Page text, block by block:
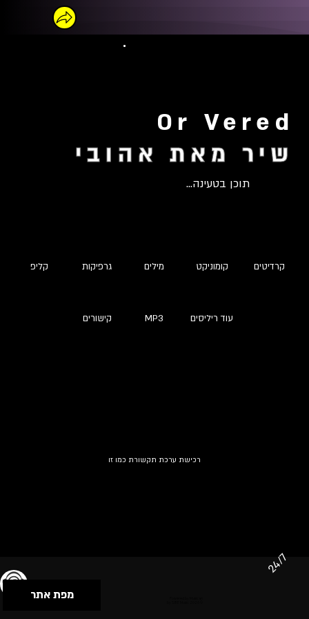
Or Vered
שיר מאת אהובי
תוכן בטעינה...
קליפ גרפיקות מילים קומוניקט קרדיטים
קישורים MP3 עוד ריליסים
רכישת ערכת תקשורת כמו זו
מפת אתר
24/7